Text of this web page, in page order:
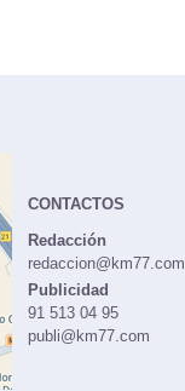
CONTACTOS
Redacción
redaccion@km77.com
Publicidad
91 513 04 95
publi@km77.com